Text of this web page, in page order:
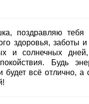
поздравляю
здоровья, заботы и
и солнечных
Будь
будет всё отлично,